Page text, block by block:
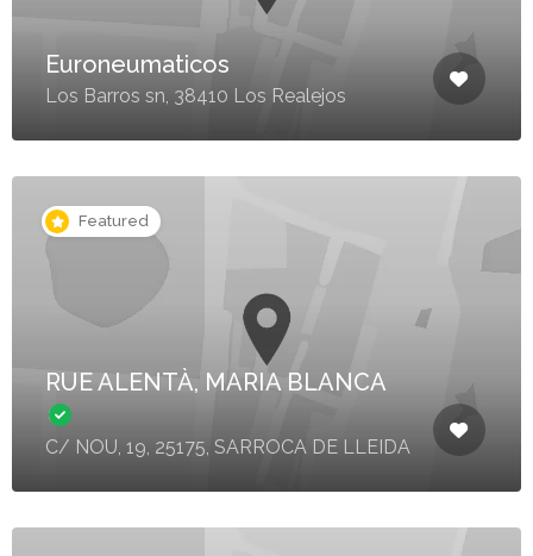
Euroneumaticos
Los Barros sn, 38410 Los Realejos
Featured
RUE ALENTÀ, MARIA BLANCA
C/ NOU, 19, 25175, SARROCA DE LLEIDA